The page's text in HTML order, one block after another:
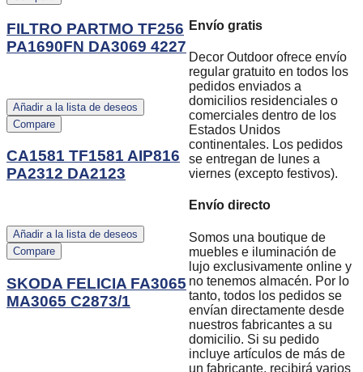
Envío gratis
Decor Outdoor ofrece envío
regular gratuito en todos los
pedidos enviados a
domicilios residenciales o
comerciales dentro de los
Estados Unidos
continentales. Los pedidos
se entregan de lunes a
viernes (excepto festivos).
Envío directo
Somos una boutique de
muebles e iluminación de
lujo exclusivamente online y
no tenemos almacén. Por lo
tanto, todos los pedidos se
envían directamente desde
nuestros fabricantes a su
domicilio. Si su pedido
incluye artículos de más de
un fabricante, recibirá varios
FILTRO PARTMO TF256
PA1690FN DA3069 4227
Añadir a la lista de deseos
Compare
CA1581 TF1581 AIP816
PA2312 DA2123
Añadir a la lista de deseos
Compare
SKODA FELICIA FA3065
MA3065 C2873/1